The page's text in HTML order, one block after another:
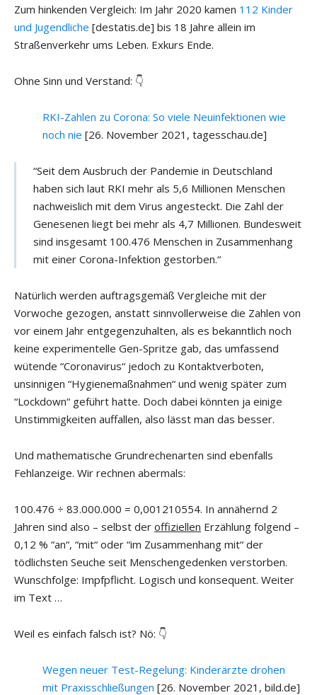
Zum hinkenden Vergleich: Im Jahr 2020 kamen 112 Kinder
und Jugendliche [destatis.de] bis 18 Jahre allein im
Straßenverkehr ums Leben. Exkurs Ende.
Ohne Sinn und Verstand: 👇
RKI-Zahlen zu Corona: So viele Neuinfektionen wie
noch nie [26. November 2021, tagesschau.de]
“Seit dem Ausbruch der Pandemie in Deutschland
haben sich laut RKI mehr als 5,6 Millionen Menschen
nachweislich mit dem Virus angesteckt. Die Zahl der
Genesenen liegt bei mehr als 4,7 Millionen. Bundesweit
sind insgesamt 100.476 Menschen in Zusammenhang
mit einer Corona-Infektion gestorben.“
Natürlich werden auftragsgemäß Vergleiche mit der
Vorwoche gezogen, anstatt sinnvollerweise die Zahlen von
vor einem Jahr entgegenzuhalten, als es bekanntlich noch
keine experimentelle Gen-Spritze gab, das umfassend
wütende “Coronavirus“ jedoch zu Kontaktverboten,
unsinnigen “Hygienemaßnahmen“ und wenig später zum
“Lockdown“ geführt hatte. Doch dabei könnten ja einige
Unstimmigkeiten auffallen, also lässt man das besser.
Und mathematische Grundrechenarten sind ebenfalls
Fehlanzeige. Wir rechnen abermals:
100.476 ÷ 83.000.000 = 0,001210554. In annähernd 2
Jahren sind also – selbst der offiziellen Erzählung folgend –
0,12 % “an“, “mit“ oder “im Zusammenhang mit“ der
tödlichsten Seuche seit Menschengedenken verstorben.
Wunschfolge: Impfpflicht. Logisch und konsequent. Weiter
im Text …
Weil es einfach falsch ist? Nö: 👇
Wegen neuer Test-Regelung: Kinderärzte drohen
mit Praxisschließungen [26. November 2021, bild.de]